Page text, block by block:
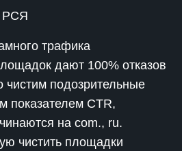
РСЯ
трафика
дают 100% отказов
чистим подозрительные
показателем CTR,
на com., ru.
чистить площадки